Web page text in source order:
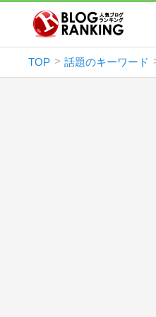
TOP 話題のキーワード